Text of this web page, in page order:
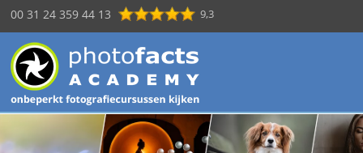
00 31 24 359 44 13 9,3